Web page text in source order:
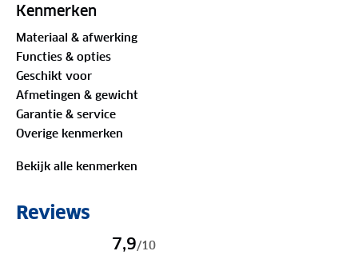
gaat uit. Motor uit, verjager gaat aan. Zo verbruikt
het alleen stroom wanneer nodig. Je sluit de kabels
aan op je accu en bevestigt het met kabelbinders.
Lampjes tonen of alles goed werkt. Het werkt in
elke auto, bus, camper of motor met een 12V-accu.
Een zekering beschermt tegen te veel stroom. Houd
het apparaat droog en schoon voor de beste
slangen. De marterverjager van ProPlus draait zijn
werk en jij rijdt door.
Kenmerken
Materiaal & afwerking
Functies & opties
Geschikt voor
Afmetingen & gewicht
Garantie & service
Overige kenmerken
Bekijk alle kenmerken
Reviews
7,9/10